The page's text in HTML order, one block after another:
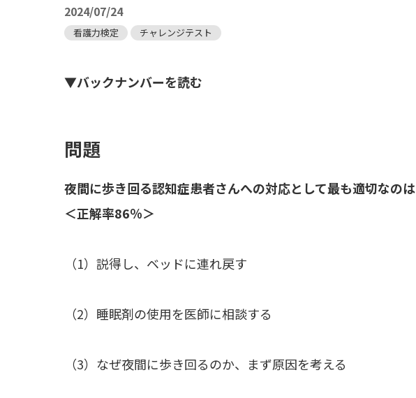
2024/07/24
看護力検定 チャレンジテスト
▼バックナンバーを読む
問題
夜間に歩き回る認知症患者さんへの対応として最も適切なのは
＜正解率86％＞
（1）説得し、ベッドに連れ戻す
（2）睡眠剤の使用を医師に相談する
（3）なぜ夜間に歩き回るのか、まず原因を考える